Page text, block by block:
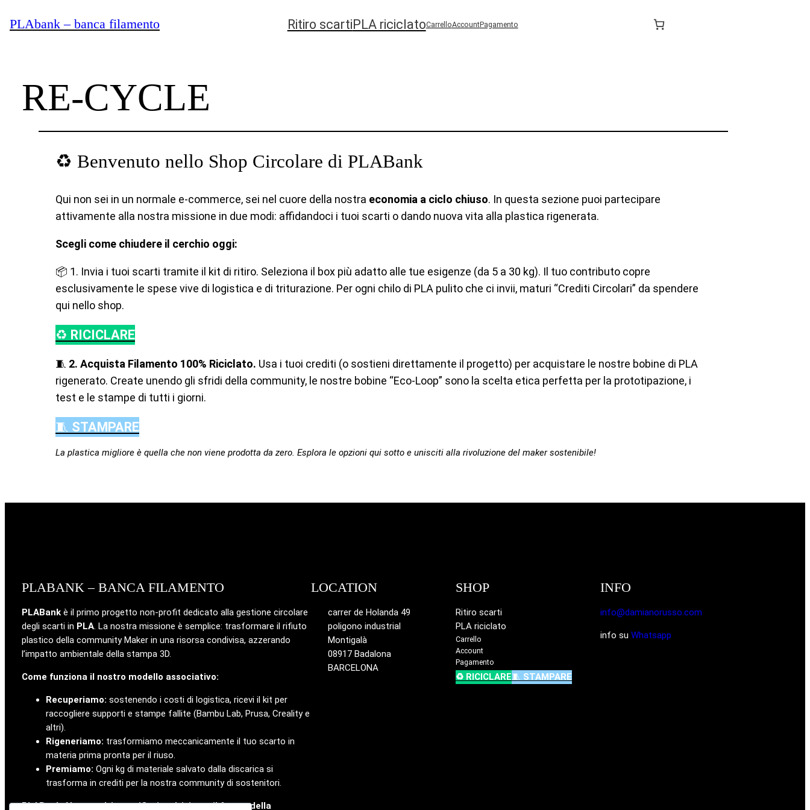
al
PLAbank – banca filamento Ritiro scarti PLA riciclatoCarrelloAccountPagamento
RE-CYCLE
♻️ Benvenuto nello Shop Circolare di PLABank
Qui non sei in un normale e-commerce, sei nel cuore della nostra economia a ciclo chiuso. In questa sezione puoi partecipare
attivamente alla nostra missione in due modi: affidandoci i tuoi scarti o dando nuova vita alla plastica rigenerata.
Scegli come chiudere il cerchio oggi:
📦 1. Invia i tuoi scarti tramite il kit di ritiro. Seleziona il box più adatto alle tue esigenze (da 5 a 30 kg). Il tuo contributo copre
esclusivamente le spese vive di logistica e di triturazione. Per ogni chilo di PLA pulito che ci invii, maturi “Crediti Circolari” da spendere
qui nello shop.
♻️ RICICLARE
🧵 2. Acquista Filamento 100% Riciclato. Usa i tuoi crediti (o sostieni direttamente il progetto) per acquistare le nostre bobine di PLA
rigenerato. Create unendo gli sfridi della community, le nostre bobine “Eco-Loop” sono la scelta etica perfetta per la prototipazione, i
test e le stampe di tutti i giorni.
🧵 STAMPARE
La plastica migliore è quella che non viene prodotta da zero. Esplora le opzioni qui sotto e unisciti alla rivoluzione del maker sostenibile!
PLABANK – BANCA FILAMENTO
PLABank è il primo progetto non-profit dedicato alla gestione circolare
degli scarti in PLA. La nostra missione è semplice: trasformare il rifiuto
plastico della community Maker in una risorsa condivisa, azzerando
l’impatto ambientale della stampa 3D.
Come funziona il nostro modello associativo:
Recuperiamo: sostenendo i costi di logistica, ricevi il kit per
raccogliere supporti e stampe fallite (Bambu Lab, Prusa, Creality e
altri).
Rigeneriamo: trasformiamo meccanicamente il tuo scarto in
materia prima pronta per il riuso.
Premiamo: Ogni kg di materiale salvato dalla discarica si
trasforma in crediti per la nostra community di sostenitori.
PLABank: Non smaltiamo rifiuti, coltiviamo il futuro della
LOCATION
carrer de Holanda 49
poligono industrial
Montigalà
08917 Badalona
BARCELONA
SHOP
Ritiro scarti
PLA riciclato
Carrello
Account
Pagamento
♻️ RICICLARE🧵 STAMPARE
INFO
info@damianorusso.com
info su Whatsapp